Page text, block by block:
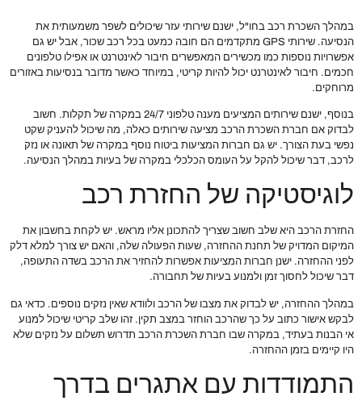
במהלך השכרת רכב בחו"ל, ישנם שירותי עזר שיכולים לשפר משמעותית את
הנסיעה. שירותי GPS מתקדמים הם חובה כמעט בכל רכב שכור, אבל יש גם
אפשרויות נוספות כמו מכשירים המאפשרים חיבור לאינטרנט או אפילו טלפונים
חכמים. חיבור לאינטרנט יכול להיות קריטי, במיוחד כאשר מדובר בנסיעות באזורים
מרוחקים.
בנוסף, ישנם שירותים המציעים מענה טלפוני 24/7 במקרה של תקלות. חשוב
לבדוק אם חברת השכרת הרכב מציעה שירותים כאלה, מה שיכול להעניק שקט
נפשי בעת הצורך. יש גם חברות המציעות ביטוח נוסף במקרה של תאונה או נזק
לרכב, דבר שיכול להקל על העומס הכלכלי במקרה של בעיות במהלך הנסיעה.
לוגיסטיקה של החזרת רכב
החזרת הרכב היא שלב חשוב שצריך להתכונן אליו מראש. יש לקחת בחשבון את
המיקום המדויק של תחנת ההחזרה, שעות הפעולה שלה, והאם יש צורך למלא דלק
לפני ההחזרה. ישנן חברות המציעות אפשרות להחזיר את הרכב בשדה התעופה,
דבר שיכול לחסוך זמן ולמנוע בעיות של תחבורה.
במהלך ההחזרה, יש לבדוק את מצבו של הרכב ולוודא שאין נזקים נוספים. כדאי גם
לבקש אישור כתוב על כך שהרכב הוחזר במצב תקין. זהו שלב קריטי שיכול למנוע
אי הבנות בעתיד, במקרה שבו חברת השכרת הרכב תדרוש תשלום על נזקים שלא
היו קיימים בזמן ההחזרה.
התמודדות עם אתגרים בדרך